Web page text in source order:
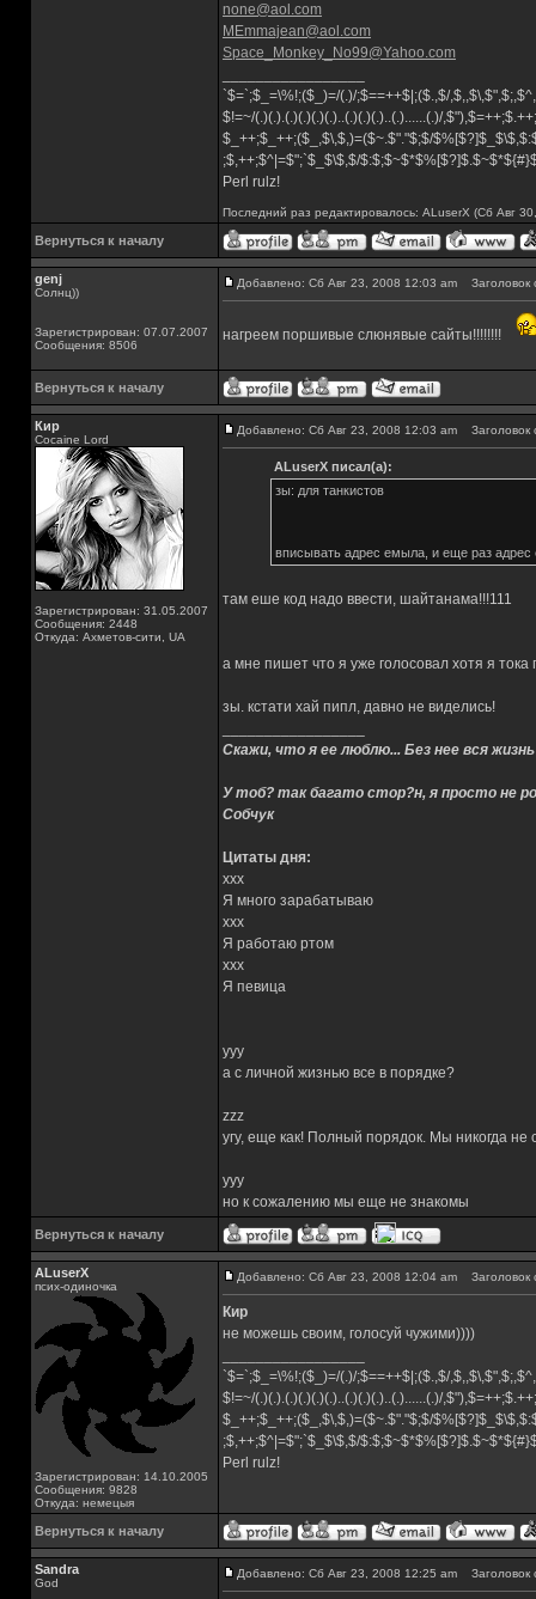
none@aol.com
MEmmajean@aol.com
Space_Monkey_No99@Yahoo.com
`$=`;$_=\%!;($_)=/(.)/;$==++$|;($.,$/
$!=~/(.)(.).(.)(.)(.)(.)..(.)(.)(.)..(.)......(.)/
$_++;$_++;($_,$\,$,)=($~.$"."$;$/
;$,++;$^|=$";`$_$\$,$/
Perl rulz!
Последний раз редактировалось: ALuserX (Сб Авг
Вернуться к началу
genj
Солнц))
Зарегистрирован: 07.07.2007
Сообщения: 8506
Добавлено: Сб Авг 23, 2008 12:03 am Заголовок
нагреем поршивые слюнявые сайты!!!!!!!!
Вернуться к началу
Кир
Cocaine Lord
Зарегистрирован: 31.05.2007
Сообщения: 2448
Откуда: Ахметов-сити, UA
Добавлено: Сб Авг 23, 2008 12:03 am Заголовок
ALuserX писал(а):
зы: для танкистов
вписывать адрес емыла, и еще раз
там еше код надо ввести, шайтанама!!!111
а мне пишет что я уже голосовал хотя я
зы. кстати хай пипл, давно не виделись!
Скажи, что я ее люблю... Без нее вся
У тоб? так багато стор?н, я просто не
Собчук
Цитаты дня:
xxx
Я много зарабатываю
xxx
Я работаю ртом
xxx
Я певица
yyy
а с личной жизнью все в порядке?
zzz
угу, еще как! Полный порядок. Мы никогда
yyy
но к сожалению мы еще не знакомы
Вернуться к началу
ALuserX
псих-одиночка
Зарегистрирован: 14.10.2005
Сообщения: 9828
Откуда: немецыя
Добавлено: Сб Авг 23, 2008 12:04 am Заголовок
Кир
не можешь своим, голосуй чужими))))
`$=`;$_=\%!;($_)=/(.)/;$==++$|;($.,$/
$!=~/(.)(.).(.)(.)(.)(.)..(.)(.)(.)..(.)......(.)/
$_++;$_++;($_,$\,$,)=($~.$"."$;$/
;$,++;$^|=$";`$_$\$,$/
Perl rulz!
Вернуться к началу
Sandra
God
Добавлено: Сб Авг 23, 2008 12:25 am Заголовок